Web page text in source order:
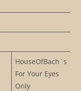
HouseOfBach`s
For Your Eyes
Only